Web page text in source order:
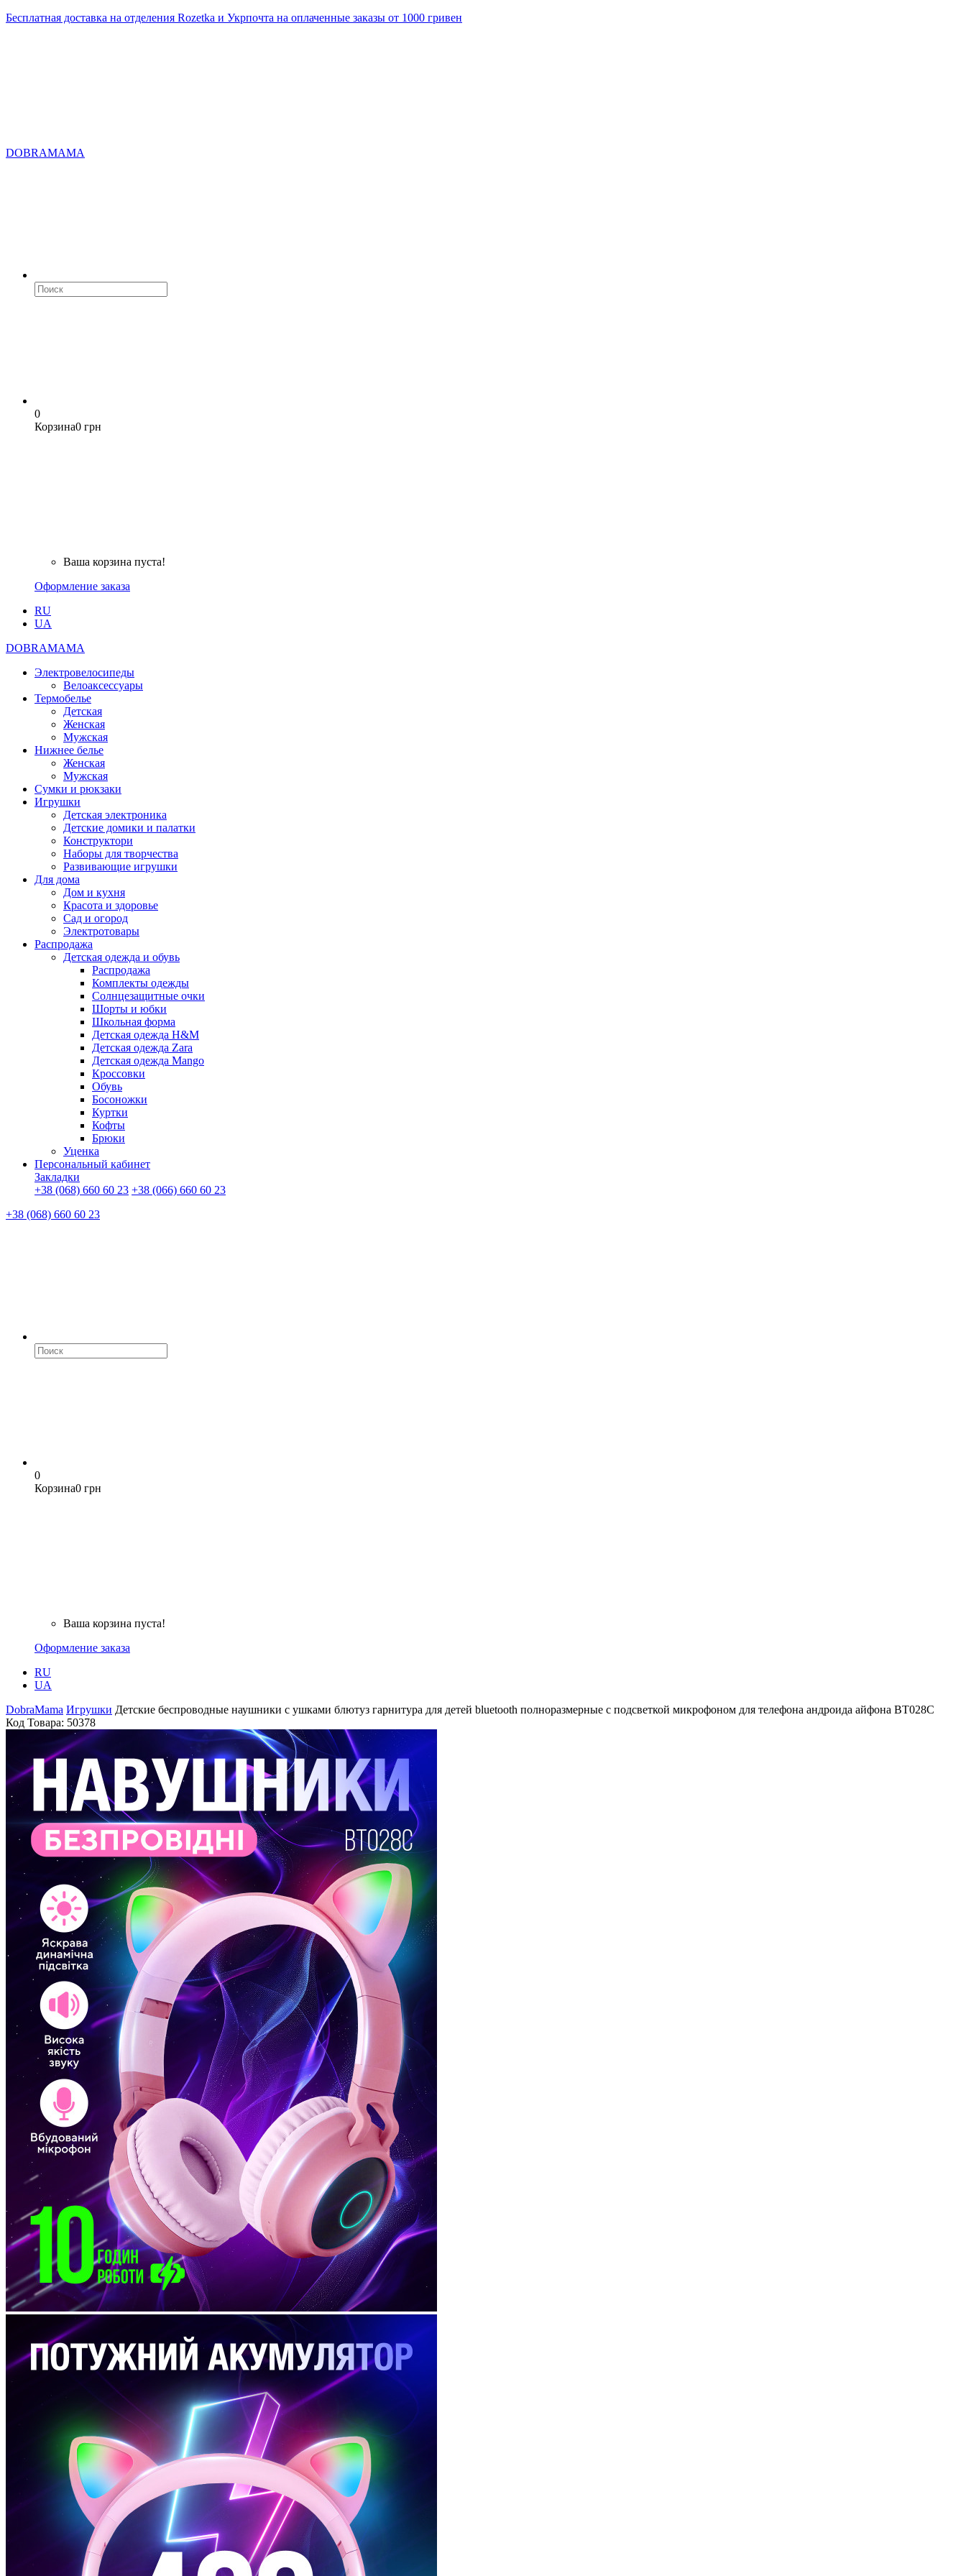
Бесплатная доставка на отделения Rozetka и Укрпочта на оплаченные заказы от 1000 гривен
DOBRAMAMA
0
Корзина0 грн
Ваша корзина пуста!
Оформление заказа
RU
UA
DOBRAMAMA
Электровелосипеды
Велоаксессуары
Термобелье
Детская
Женская
Мужская
Нижнее белье
Женская
Мужская
Сумки и рюкзаки
Игрушки
Детская электроника
Детские домики и палатки
Конструктори
Наборы для творчества
Развивающие игрушки
Для дома
Дом и кухня
Красота и здоровье
Сад и огород
Электротовары
Распродажа
Детская одежда и обувь
Распродажа
Комплекты одежды
Солнцезащитные очки
Шорты и юбки
Школьная форма
Детская одежда H&M
Детская одежда Zara
Детская одежда Mango
Кроссовки
Обувь
Босоножки
Куртки
Кофты
Брюки
Уценка
Персональный кабинет
Закладки
+38 (068) 660 60 23 +38 (066) 660 60 23
+38 (068) 660 60 23
0
Корзина0 грн
Ваша корзина пуста!
Оформление заказа
RU
UA
DobraMama Игрушки Детские беспроводные наушники с ушками блютуз гарнитура для детей bluetooth полноразмерные с подсветкой микрофоном для телефона андроида айфона BT028C
Код Товара: 50378